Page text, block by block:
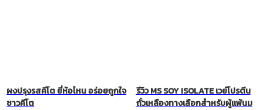
ผงปรุงรสคีโต ยี่ห้อไหน อร่อยถูกใจ
ชาวคีโต
รีวิว MS SOY ISOLATE เวย์โปรตีน
ถั่วเหลืองทางเลือกสำหรับผู้แพ้นม